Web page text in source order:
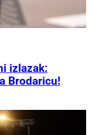
izlazak:
Brodaricu!